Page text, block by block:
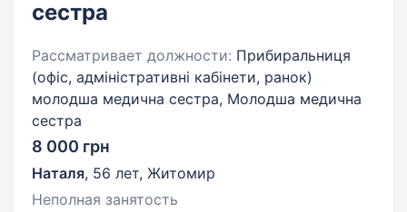
сестра
Рассматривает должности: Прибиральниця
(офіс, адміністративні кабінети, ранок)
молодша медична сестра, Молодша медична
сестра
8 000 грн
Наталя, 56 лет, Житомир
Неполная занятость